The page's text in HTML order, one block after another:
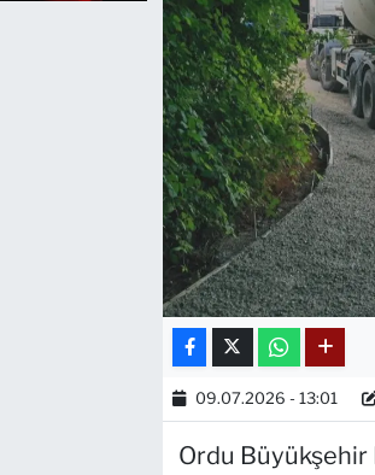
09.07.2026 - 13:01
Ordu Büyükşehir